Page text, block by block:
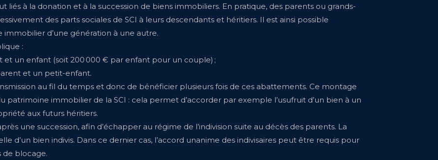
liés à la donation et à la succession de biens immobiliers. En pratique, des parents ou grands-
des parts sociales de SCI à leurs descendants et héritiers. Il est ainsi possible
d’une génération à une autre.
:
et un enfant (soit 200 000 € par enfant pour un couple) ;
et un petit-enfant.
au fil du temps et donc de bénéficier plusieurs fois de ces abattements. Ce montage
immobilier de la SCI : cela permet d’accorder par exemple l’usufruit d’un bien à un
aux futurs héritiers.
une succession, afin d’échapper au régime de l’indivision suite au décès des parents. La
d’un bien indivis. Dans ce dernier cas, l’accord unanime des indivisaires peut être requis pour
de blocage.